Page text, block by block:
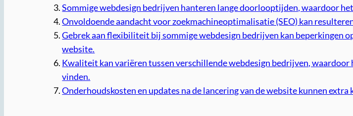
Sommige webdesign bedrijven hanteren lange doorlooptijden, waardoor
Onvoldoende aandacht voor zoekmachineoptimalisatie (SEO) kan
Gebrek aan flexibiliteit bij sommige webdesign bedrijven kan beperkingen
website.
Kwaliteit kan variëren tussen verschillende webdesign bedrijven,
vinden.
Onderhoudskosten en updates na de lancering van de website kunnen